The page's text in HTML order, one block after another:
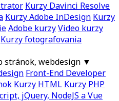
Kurzy Davinci Resolve
Kurzy Adobe InDesign Kurzy
Adobe kurzyVideo kurzy
Kurzy fotografovania
stránok, webdesign ▼
Front-End Developer
Kurzy HTML Kurzy PHP
jQuery, NodeJS a Vue